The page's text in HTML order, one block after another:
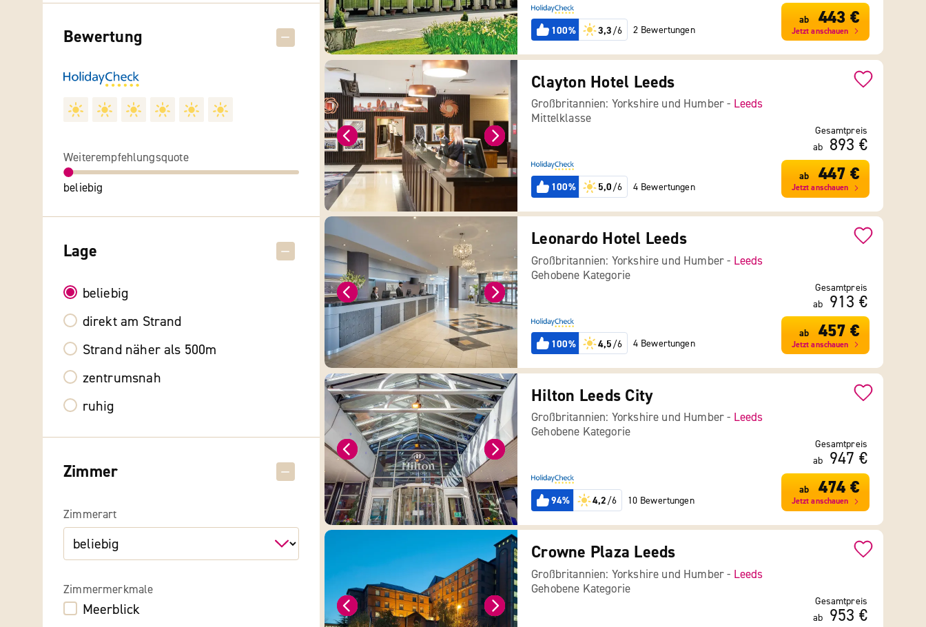
Bewertung
Weiterempfehlungsquote
beliebig
Lage
beliebig
direkt am Strand
Strand näher als 500m
zentrumsnah
ruhig
Zimmer
Zimmerart
Zimmermerkmale
Meerblick
100% 3,3/6 2 Bewertungen
ab 443 €
Jetzt anschauen
Clayton Hotel Leeds
Großbritannien: Yorkshire und Humber - Leeds
Mittelklasse
100% 5,0/6 4 Bewertungen
Gesamtpreis
ab
893 €
ab 447 €
Jetzt anschauen
Leonardo Hotel Leeds
Großbritannien: Yorkshire und Humber - Leeds
Gehobene Kategorie
100% 4,5/6 4 Bewertungen
Gesamtpreis
ab
913 €
ab 457 €
Jetzt anschauen
Hilton Leeds City
Großbritannien: Yorkshire und Humber - Leeds
Gehobene Kategorie
94% 4,2/6 10 Bewertungen
Gesamtpreis
ab
947 €
ab 474 €
Jetzt anschauen
Crowne Plaza Leeds
Großbritannien: Yorkshire und Humber - Leeds
Gehobene Kategorie
Gesamtpreis
ab
953 €